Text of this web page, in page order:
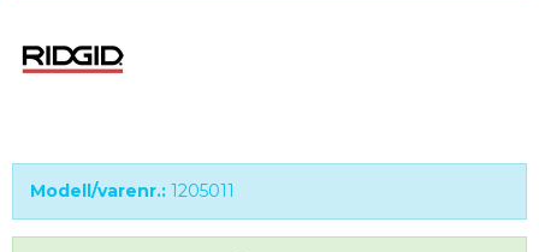
Modell/varenr.: 1205011